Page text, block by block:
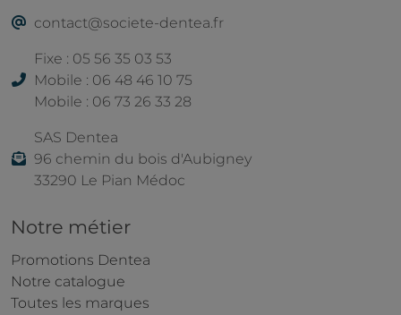
contact@societe-dentea.fr
Fixe : 05 56 35 03 53
Mobile : 06 48 46 10 75
Mobile : 06 73 26 33 28
SAS Dentea
96 chemin du bois d'Aubigney
33290 Le Pian Médoc
Notre métier
Promotions Dentea
Notre catalogue
Toutes les marques